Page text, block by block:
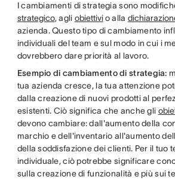
I cambiamenti di strategia sono
strategico, agli obiettivio alla
azienda. Questo tipo di cambiamento
individuali del team e sul modo in cui i
dovrebbero dare priorità al lavoro.
Esempio di cambiamento di strategia:
tua azienda cresce, la tua attenzione
dalla creazione di nuovi prodotti al
esistenti. Ciò significa che anche gli
devono cambiare: dall'aumento della
marchio e dell'inventario all'aumento
della soddisfazione dei clienti. Per il tuo
individuale, ciò potrebbe significare
sulla creazione di funzionalità e più sui